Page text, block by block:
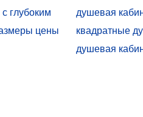
глубоким
душевая
цены
квадратные
душевая